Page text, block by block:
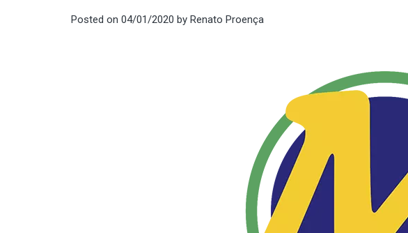
Posted on 04/01/2020 by Renato Proença